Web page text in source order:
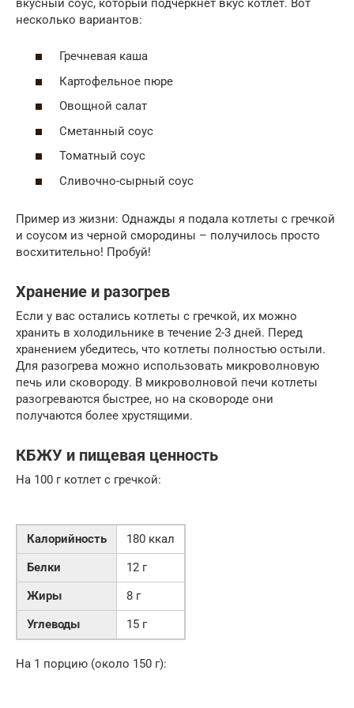
вкусный соус, который подчеркнет вкус котлет. Вот
несколько вариантов:
Гречневая каша
Картофельное пюре
Овощной салат
Сметанный соус
Томатный соус
Сливочно-сырный соус
Пример из жизни: Однажды я подала котлеты с гречкой
и соусом из черной смородины – получилось просто
восхитительно! Пробуй!
Хранение и разогрев
Если у вас остались котлеты с гречкой, их можно
хранить в холодильнике в течение 2-3 дней. Перед
хранением убедитесь, что котлеты полностью остыли.
Для разогрева можно использовать микроволновую
печь или сковороду. В микроволновой печи котлеты
разогреваются быстрее, но на сковороде они
получаются более хрустящими.
КБЖУ и пищевая ценность
На 100 г котлет с гречкой:
Калорийность
180 ккал
Белки
12 г
Жиры
8 г
Углеводы
15 г
На 1 порцию (около 150 г):